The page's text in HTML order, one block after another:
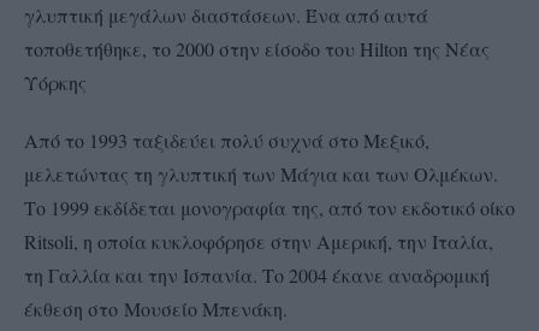
γλυπτική μεγάλων διαστάσεων. Ένα από αυτά
τοποθετήθηκε, το 2000 στην είσοδο του Hilton της Νέας
Υόρκης
Από το 1993 ταξιδεύει πολύ συχνά στο Μεξικό,
μελετώντας τη γλυπτική των Μάγια και των Ολμέκων.
Το 1999 εκδίδεται μονογραφία της, από τον εκδοτικό οίκο
Ritsoli, η οποία κυκλοφόρησε στην Αμερική, την Ιταλία,
τη Γαλλία και την Ισπανία. Το 2004 έκανε αναδρομική
έκθεση στο Μουσείο Μπενάκη.